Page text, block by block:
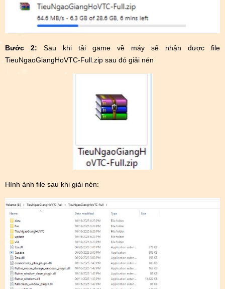
Bước 2: Sau khi tải game về máy sẽ nhận được file
TieuNgaoGiangHoVTC-Full.zip sau đó giải nén
Hình ảnh file sau khi giải nén: